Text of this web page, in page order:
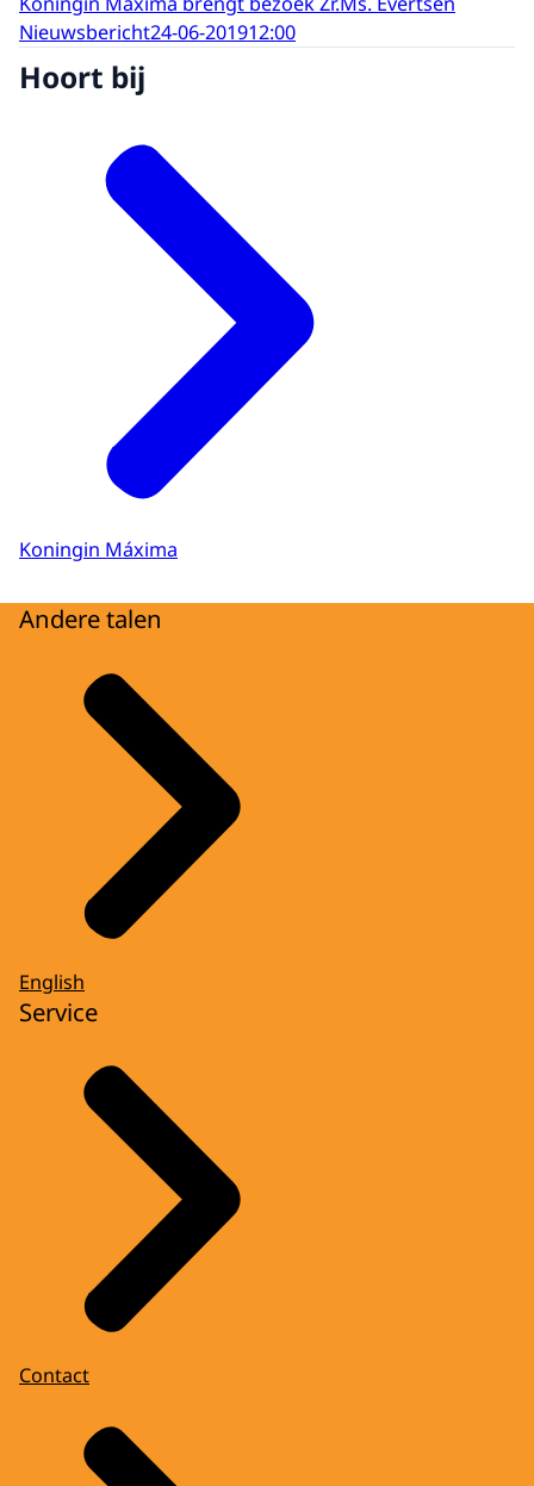
Nieuwsbericht24-06-201912:00
Hoort bij
Koningin Máxima
Andere talen
English
Service
Contact